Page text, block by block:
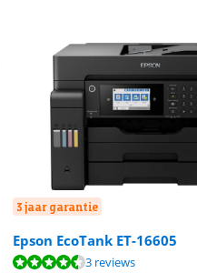
3 jaar garantie
Epson EcoTank ET-16605
3 reviews